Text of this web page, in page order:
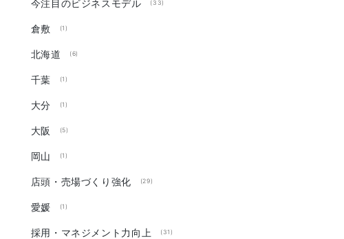
今注目のビジネスモデル (33)
倉敷 (1)
北海道 (6)
千葉 (1)
大分 (1)
大阪 (5)
岡山 (1)
店頭・売場づくり強化 (29)
愛媛 (1)
採用・マネジメント力向上 (31)